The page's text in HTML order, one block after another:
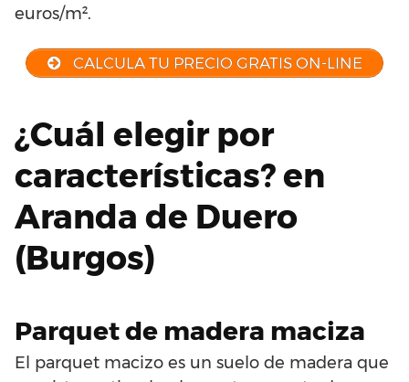
euros/m².
CALCULA TU PRECIO GRATIS ON-LINE
¿Cuál elegir por
características? en
Aranda de Duero
(Burgos)
Parquet de madera maciza
El parquet macizo es un suelo de madera que